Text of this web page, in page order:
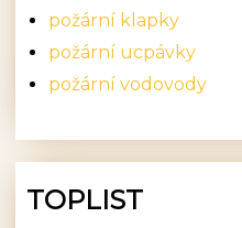
požární klapky
požární ucpávky
požární vodovody
TOPLIST